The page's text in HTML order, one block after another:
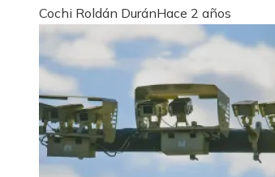
Cochi Roldán DuránHace 2 años